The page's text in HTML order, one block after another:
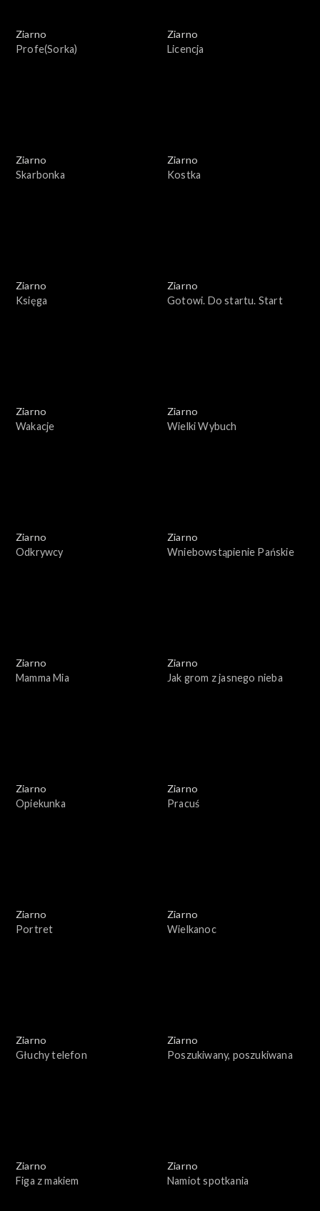
Ziarno
Profe(Sorka)
Ziarno
Licencja
Ziarno
Skarbonka
Ziarno
Kostka
Ziarno
Księga
Ziarno
Gotowi. Do startu. Start
Ziarno
Wakacje
Ziarno
Wielki Wybuch
Ziarno
Odkrywcy
Ziarno
Wniebowstąpienie Pańskie
Ziarno
Mamma Mia
Ziarno
Jak grom z jasnego nieba
Ziarno
Opiekunka
Ziarno
Pracuś
Ziarno
Portret
Ziarno
Wielkanoc
Ziarno
Głuchy telefon
Ziarno
Poszukiwany, poszukiwana
Ziarno
Figa z makiem
Ziarno
Namiot spotkania